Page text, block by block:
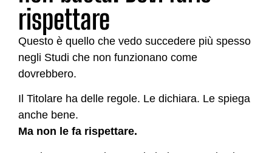
rispettare
Questo è quello che vedo succedere più spesso
negli Studi che non funzionano come
dovrebbero.
Il Titolare ha delle regole. Le dichiara. Le spiega
anche bene.
Ma non le fa rispettare.